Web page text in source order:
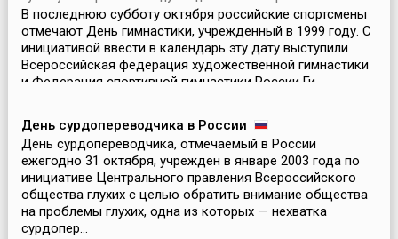
В последнюю субботу октября российские спортсмены
отмечают День гимнастики, учрежденный в 1999 году. С
инициативой ввести в календарь эту дату выступили
Всероссийская федерация художественной гимнастики
и Федерация спортивной гимнастики России.Ги...
День сурдопереводчика в России
День сурдопереводчика, отмечаемый в России
ежегодно 31 октября, учрежден в январе 2003 года по
инициативе Центрального правления Всероссийского
общества глухих с целью обратить внимание общества
на проблемы глухих, одна из которых — нехватка
сурдопер...